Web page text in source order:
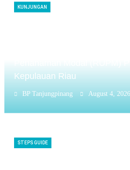
KUNJUNGAN
Kepulauan Riau
BP Tanjungpinang August 4, 2026
STEPS GUIDE